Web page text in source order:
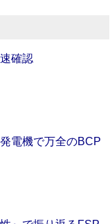
確認
電機で万全のBCP